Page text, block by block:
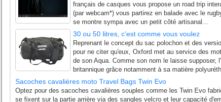
français de casques vous propose un road trip
(par webcam*) vous partirez en balade avec le
se montre sympa avec un petit côté artisanal...
30 ou 50 litres, c'est comme vous voulez
Reprenant le concept du sac polochon et des
pour ne citer qu'eux, Oxford met au service des
de son Aqua. Comme son nom le laisse supposer,
britannique grâce notamment à sa matière
Sacoches cavalières moto Travel Bags Twin Evo
Optez pour des sacoches cavalières souples comme les Twin Evo
se fixent sur la partie arrière via des sangles velcro et leur capacité